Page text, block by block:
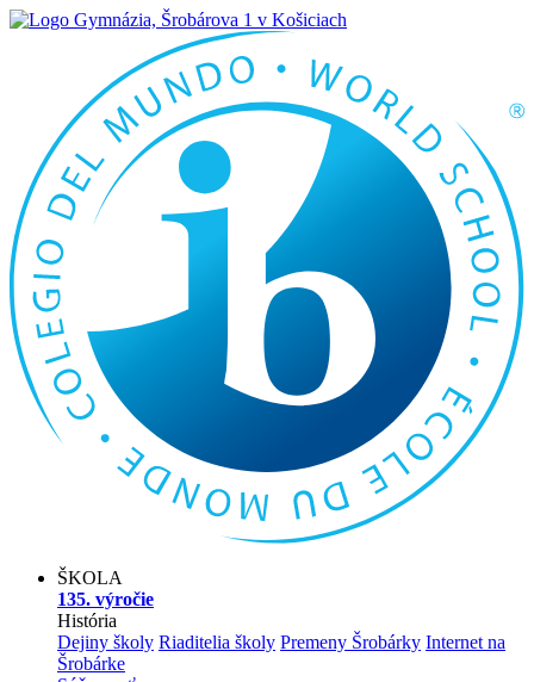
ŠKOLA
135. výročie
História
Dejiny školy Riaditelia školy Premeny Šrobárky Internet na
Šrobárke